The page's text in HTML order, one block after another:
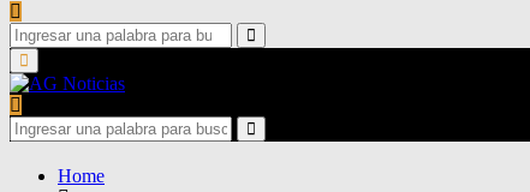
Search
for:
Search
Primary
Menu
Search
for:
Search
Home